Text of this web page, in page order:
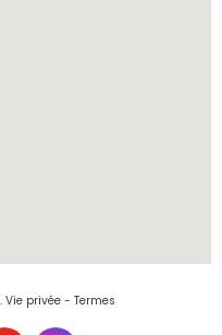
Vie privée - Termes